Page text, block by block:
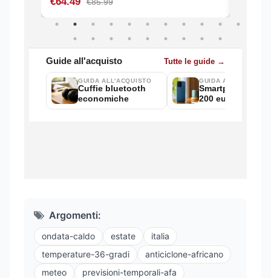
Argomenti:
ondata-caldo estate
italia
temperature-36-gradi
anticiclone-africano
meteo
previsioni-temporali-afa